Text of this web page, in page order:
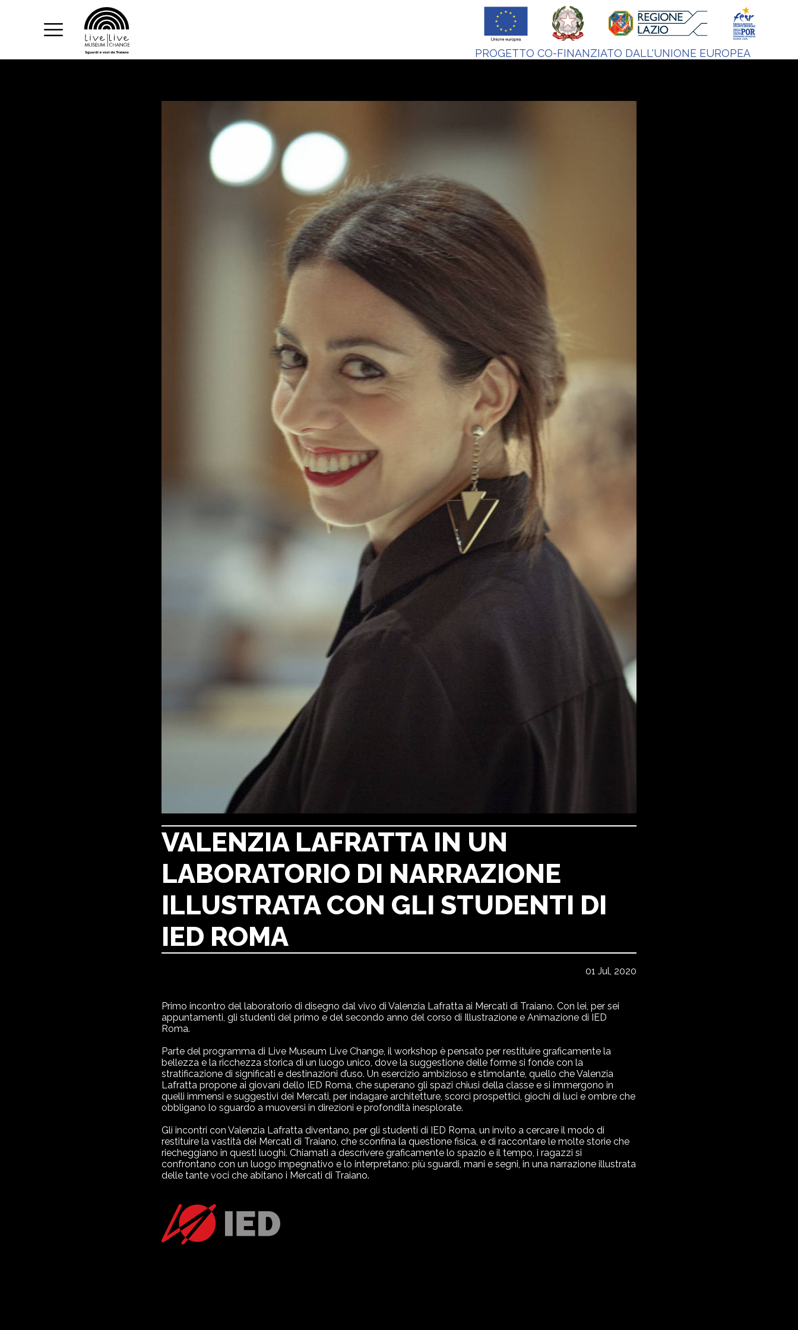
PROGETTO CO-FINANZIATO DALL'UNIONE EUROPEA
VALENZIA LAFRATTA IN UN
LABORATORIO DI NARRAZIONE
ILLUSTRATA CON GLI STUDENTI DI
IED ROMA
01 Jul, 2020
Primo incontro del laboratorio di disegno dal vivo di Valenzia Lafratta ai Mercati di Traiano. Con lei, per sei
appuntamenti, gli studenti del primo e del secondo anno del corso di Illustrazione e Animazione di IED
Roma.
Parte del programma di Live Museum Live Change, il workshop è pensato per restituire graficamente la
bellezza e la ricchezza storica di un luogo unico, dove la suggestione delle forme si fonde con la
stratificazione di significati e destinazioni d’uso. Un esercizio ambizioso e stimolante, quello che Valenzia
Lafratta propone ai giovani dello IED Roma, che superano gli spazi chiusi della classe e si immergono in
quelli immensi e suggestivi dei Mercati, per indagare architetture, scorci prospettici, giochi di luci e ombre che
obbligano lo sguardo a muoversi in direzioni e profondità inesplorate.
Gli incontri con Valenzia Lafratta diventano, per gli studenti di IED Roma, un invito a cercare il modo di
restituire la vastità dei Mercati di Traiano, che sconfina la questione fisica, e di raccontare le molte storie che
riecheggiano in questi luoghi. Chiamati a descrivere graficamente lo spazio e il tempo, i ragazzi si
confrontano con un luogo impegnativo e lo interpretano: più sguardi, mani e segni, in una narrazione illustrata
delle tante voci che abitano i Mercati di Traiano.